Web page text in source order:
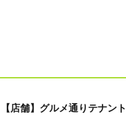
【店舗】グルメ通りテナント